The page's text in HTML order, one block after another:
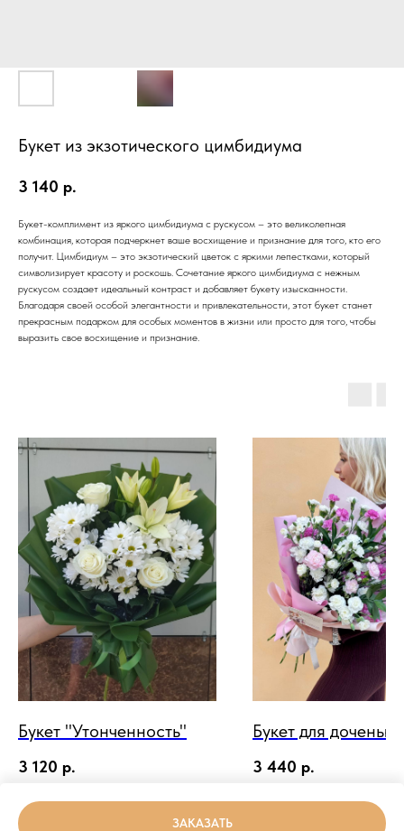
Букет из экзотического цимбидиума
3 140 р.
ЗАКАЗАТЬ
Букет-комплимент из яркого цимбидиума с рускусом – это великолепная
комбинация, которая подчеркнет ваше восхищение и признание для того, кто его
получит. Цимбидиум – это экзотический цветок с яркими лепестками, который
символизирует красоту и роскошь. Сочетание яркого цимбидиума с нежным
рускусом создает идеальный контраст и добавляет букету изысканности.
Благодаря своей особой элегантности и привлекательности, этот букет станет
прекрасным подарком для особых моментов в жизни или просто для того, чтобы
выразить свое восхищение и признание.
Букет "Утонченность"
3 120 р.
Букет для доченьки
3 440 р.